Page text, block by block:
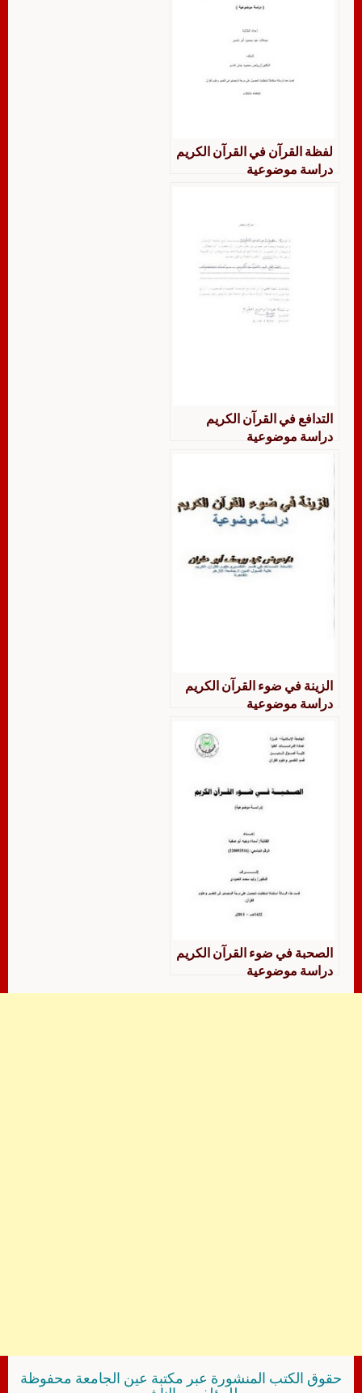
لفظة القرآن في القرآن الكريم
دراسة موضوعية
التدافع في القرآن الكريم
دراسة موضوعية
الزينة في ضوء القرآن الكريم
دراسة موضوعية
الصحبة في ضوء القرآن الكريم
دراسة موضوعية
حقوق الكتب المنشورة عبر مكتبة عين الجامعة محفوظة